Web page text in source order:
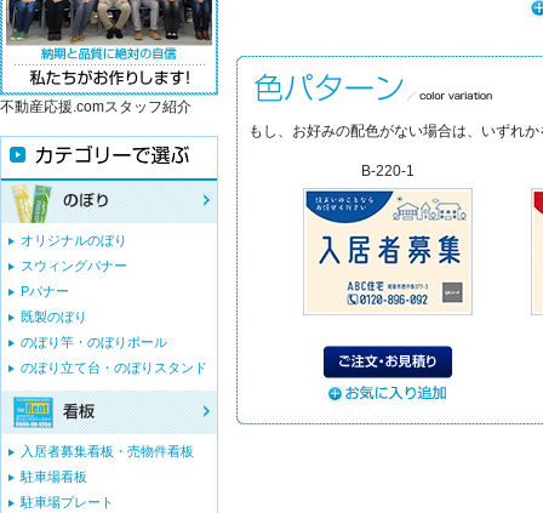
もし、お好みの配色がない場合は、いずれ
B-220-1
不動産応援.comスタッフ紹介
オリジナルのぼり
スウィングバナー
Pバナー
既製のぼり
のぼり竿・のぼりポール
のぼり立て台・のぼりスタンド
入居者募集看板・売物件看板
駐車場看板
駐車場プレート